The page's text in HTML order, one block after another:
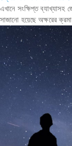
এখানে সংক্ষিপ্ত ব্যাখ্যাসহ
সাজানো হয়েছে অক্ষরের